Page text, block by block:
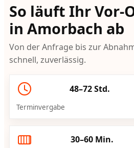
So läuft Ihr Vor-
in Amorbach ab
Von der Anfrage bis zur
schnell, zuverlässig.
48–72 Std.
Terminvergabe
30–60 Min.